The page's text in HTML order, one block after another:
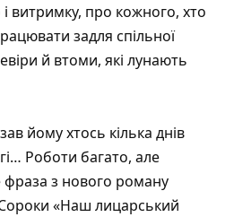
витримку, про кожного, хто
задля спільної
й втоми, які лунають
йому хтось кілька днів
Роботи багато, але
з нового роману
«Наш лицарський